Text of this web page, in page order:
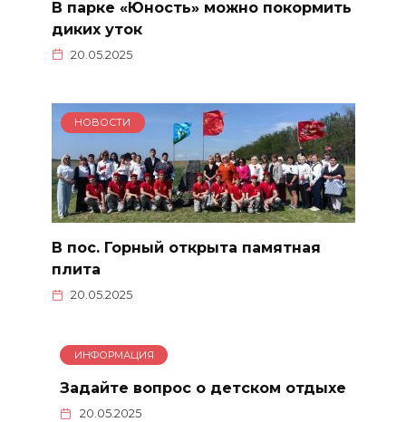
В парке «Юность» можно покормить
диких уток
20.05.2025
НОВОСТИ
В пос. Горный открыта памятная
плита
20.05.2025
ИНФОРМАЦИЯ
Задайте вопрос о детском отдыхе
20.05.2025